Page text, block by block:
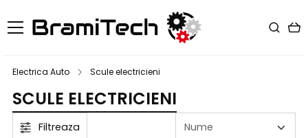
Electrica Auto Scule electricieni
SCULE ELECTRICIENI
Filtreaza